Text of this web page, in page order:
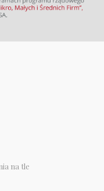
na tle